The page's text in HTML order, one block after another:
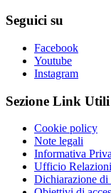
Seguici su
Facebook
Youtube
Instagram
Sezione Link Utili
Cookie policy
Note legali
Informativa
Ufficio
Dichiarazione di